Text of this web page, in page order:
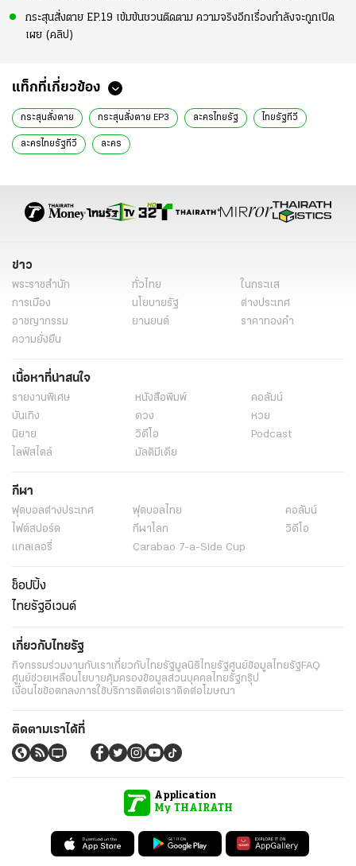
กระสุนสั่งตาย EP.19 เข้มข้นชวนติดตาม ความจริงอีกเรื่องกำลังจะถูกเปิด
เผย (คลิป)
แท็กที่เกี่ยวข้อง
กระสุนสั่งตาย กระสุนสั่งตาย EP3 ละครไทยรัฐ ไทยรัฐทีวี
ละครไทยรัฐทีวี ละคร
ข่าว
พระราชสำนัก ทั่วไทย
ในกระแส
การเมือง
นโยบายรัฐ
ต่างประเทศ
อาชญากรรม
ยานยนต์
ราคาทองคำ
ความยั่งยืน
เนื้อหาที่น่าสนใจ
รายงานพิเศษ หนังสือพิมพ์
คอลัมน์
บันเทิง
ดวง
หวย
นิยาย
วิดีโอ
Podcast
ไลฟ์สไตล์
มัลติมีเดีย
กีฬา
ฟุตบอลต่่างประเทศ ฟุตบอลไทย
คอลัมน์
ไฟต์สปอร์ต
กีฬาโลก
วิดีโอ
แกลเลอรี่
Carabao 7-a-Side Cup
ช็อปปิ้ง
ไทยรัฐอีเวนต์
เกี่ยวกับไทยรัฐ
กิจกรรมร่วมงานกับเราเกี่ยวกับไทยรัฐมูลนิธิไทยรัฐศูนย์ข้อมูลไทยรัฐ FAQ
ศูนย์ช่วยเหลือนโยบายคุ้มครองข้อมูลส่วนบุคคลไทยรัฐกรุ๊ป
เงื่อนไขข้อตกลงการใช้บริการติดต่อเราติดต่อโฆษณา
ติดตามเราได้ที่
Application
My THAIRATH